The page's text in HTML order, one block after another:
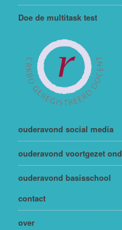
Doe de multitask test
ouderavond social media
ouderavond voortgezet
ouderavond basisschool
contact
over